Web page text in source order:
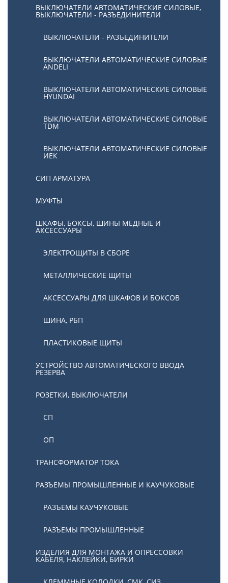
ВЫКЛЮЧАТЕЛИ АВТОМАТИЧЕСКИЕ СИЛОВЫЕ,
ВЫКЛЮЧАТЕЛИ - РАЗЪЕДИНИТЕЛИ
ВЫКЛЮЧАТЕЛИ - РАЗЪЕДИНИТЕЛИ
ВЫКЛЮЧАТЕЛИ АВТОМАТИЧЕСКИЕ СИЛОВЫЕ
ANDELI
ВЫКЛЮЧАТЕЛИ АВТОМАТИЧЕСКИЕ СИЛОВЫЕ
HYUNDAI
ВЫКЛЮЧАТЕЛИ АВТОМАТИЧЕСКИЕ СИЛОВЫЕ
TDM
ВЫКЛЮЧАТЕЛИ АВТОМАТИЧЕСКИЕ СИЛОВЫЕ
ИЕК
СИП АРМАТУРА
МУФТЫ
ШКАФЫ, БОКСЫ, ШИНЫ МЕДНЫЕ И
АКСЕССУАРЫ
ЭЛЕКТРОЩИТЫ В СБОРЕ
МЕТАЛЛИЧЕСКИЕ ЩИТЫ
АКСЕССУАРЫ ДЛЯ ШКАФОВ И БОКСОВ
ШИНА, РБП
ПЛАСТИКОВЫЕ ЩИТЫ
УСТРОЙСТВО АВТОМАТИЧЕСКОГО ВВОДА
РЕЗЕРВА
РОЗЕТКИ, ВЫКЛЮЧАТЕЛИ
СП
ОП
ТРАНСФОРМАТОР ТОКА
РАЗЪЕМЫ ПРОМЫШЛЕННЫЕ И КАУЧУКОВЫЕ
РАЗЪЕМЫ КАУЧУКОВЫЕ
РАЗЪЕМЫ ПРОМЫШЛЕННЫЕ
ИЗДЕЛИЯ ДЛЯ МОНТАЖА И ОПРЕССОВКИ
КАБЕЛЯ, НАКЛЕЙКИ, БИРКИ